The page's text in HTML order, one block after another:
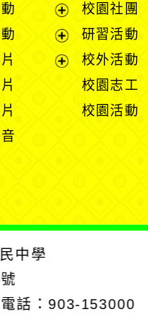
展
選
展
開
校園社團
研習活動
校外活動
校園志工
校園活動
中學
話：903-153000